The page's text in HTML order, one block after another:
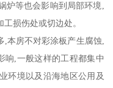
炉等也会影响到局部环境,
损伤处或切边处。
,本房不对彩涂板产生腐蚀,
响,一般这样的工程都集中
环境以及沿海地区公用及